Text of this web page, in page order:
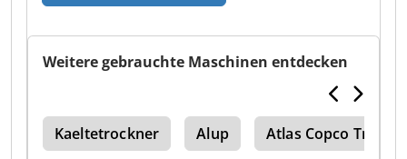
Weitere gebrauchte Maschinen entdecken
Kaeltetrockner Alup Atlas Copco